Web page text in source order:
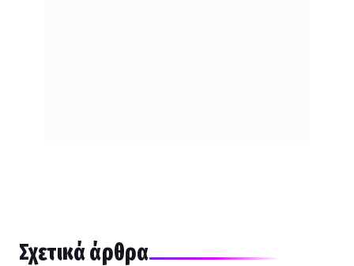
Σχετικά άρθρα